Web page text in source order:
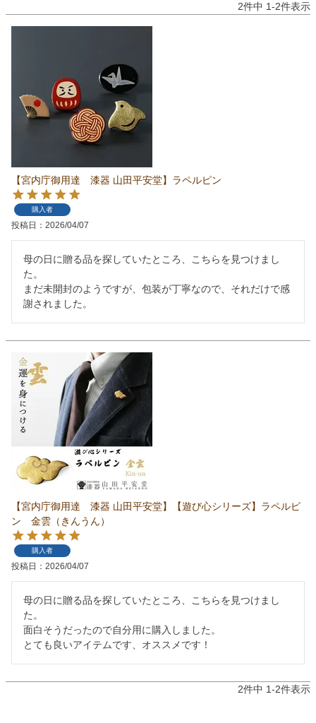
2件中 1-2件表示
【宮内庁御用達 漆器 山田平安堂】ラペルピン
購入者
投稿日 2026/04/07
母の日に贈る品を探していたところ、こちらを見つけまし
た。
まだ未開封のようですが、包装が丁寧なので、それだけで感
謝されました。
【宮内庁御用達 漆器 山田平安堂】【遊び心シリーズ】ラペルピ
ン 金雲（きんうん）
購入者
投稿日 2026/04/07
母の日に贈る品を探していたところ、こちらを見つけまし
た。
面白そうだったので自分用に購入しました。
とても良いアイテムです、オススメです！
2件中 1-2件表示